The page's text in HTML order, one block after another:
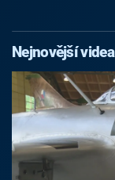
Nejnovější videa